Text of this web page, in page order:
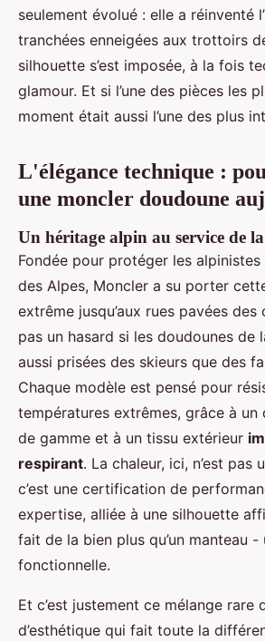
seulement évolué : elle a réinventé
tranchées enneigées aux trottoirs
silhouette s’est imposée, à la fois
glamour. Et si l’une des pièces les
moment était aussi l’une des plus
L'élégance technique :
une moncler doudoune
Un héritage alpin au service de
Fondée pour protéger les
des Alpes, Moncler a su porter
extrême jusqu’aux rues pavées des
pas un hasard si les doudounes de
aussi prisées des skieurs que des
Chaque modèle est pensé pour
températures extrêmes, grâce à un
de gamme et à un tissu extérieur
respirant. La chaleur, ici, n’est pas
c’est une certification de
expertise, alliée à une silhouette
fait de la bien plus qu’un manteau
fonctionnelle.
Et c’est justement ce mélange rare
d’esthétique qui fait toute la